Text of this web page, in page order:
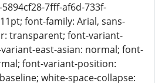
7fff-af6d-733f-
font-family: Arial, sans-
transparent; font-variant-
east-asian: normal; font-
font-variant-position:
white-space-collapse: